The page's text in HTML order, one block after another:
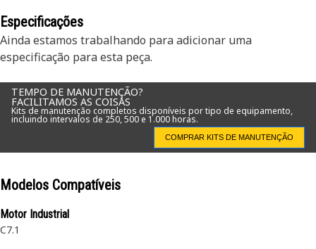
Especificações
Ainda estamos trabalhando para adicionar uma
especificação para esta peça.
TEMPO DE MANUTENÇÃO?
FACILITAMOS AS COISAS
Kits de manutenção completos disponíveis por tipo de equipamento,
incluindo intervalos de 250, 500 e 1.000 horas.
COMPRAR KITS DE MANUTENÇÃO
Modelos Compatíveis
Motor Industrial
C7.1